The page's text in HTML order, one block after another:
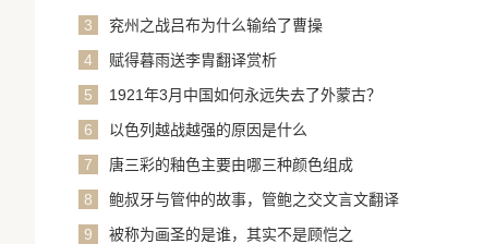
3
兖州之战吕布为什么输给了曹操
4
赋得暮雨送李胄翻译赏析
5
1921年3月中国如何永远失去了外蒙古？
6
以色列越战越强的原因是什么
7
唐三彩的釉色主要由哪三种颜色组成
8
鲍叔牙与管仲的故事，管鲍之交文言文翻译
9
被称为画圣的是谁，其实不是顾恺之